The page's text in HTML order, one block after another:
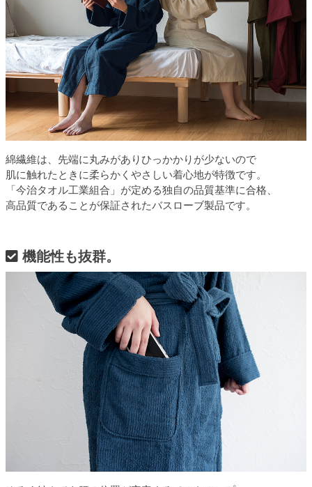
綿繊維は、先端に丸みがありひっかかりが少ないので
肌に触れたときに柔らかくやさしい着心地が特徴です。
「今治タオル工業組合」が定める独自の品質基準に合格、
高品質であることが保証されたバスローブ製品です。
機能性も抜群。